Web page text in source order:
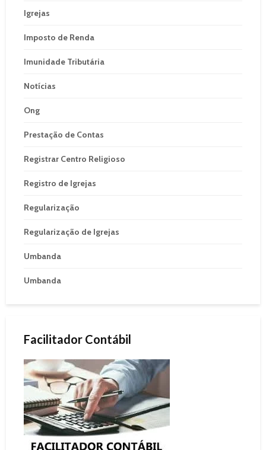
Igrejas
Imposto de Renda
Imunidade Tributária
Notícias
Ong
Prestação de Contas
Registrar Centro Religioso
Registro de Igrejas
Regularização
Regularização de Igrejas
Umbanda
Umbanda
Facilitador Contábil